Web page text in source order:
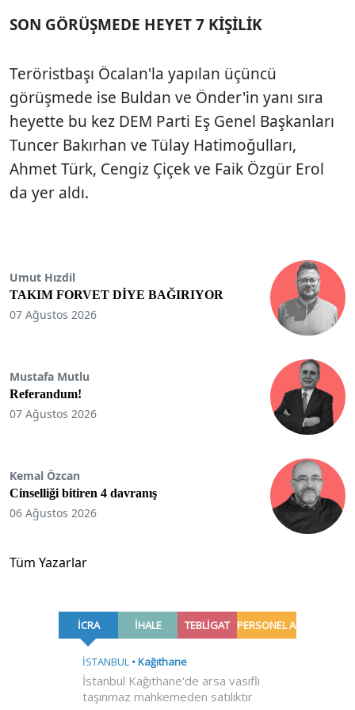
SON GÖRÜŞMEDE HEYET 7 KİŞİLİK
Teröristbaşı Öcalan'la yapılan üçüncü
görüşmede ise Buldan ve Önder'in yanı sıra
heyette bu kez DEM Parti Eş Genel Başkanları
Tuncer Bakırhan ve Tülay Hatimoğulları,
Ahmet Türk, Cengiz Çiçek ve Faik Özgür Erol
da yer aldı.
Umut Hızdil
TAKIM FORVET DİYE BAĞIRIYOR
07 Ağustos 2026
Mustafa Mutlu
Referandum!
07 Ağustos 2026
Kemal Özcan
Cinselliği bitiren 4 davranış
06 Ağustos 2026
Tüm Yazarlar